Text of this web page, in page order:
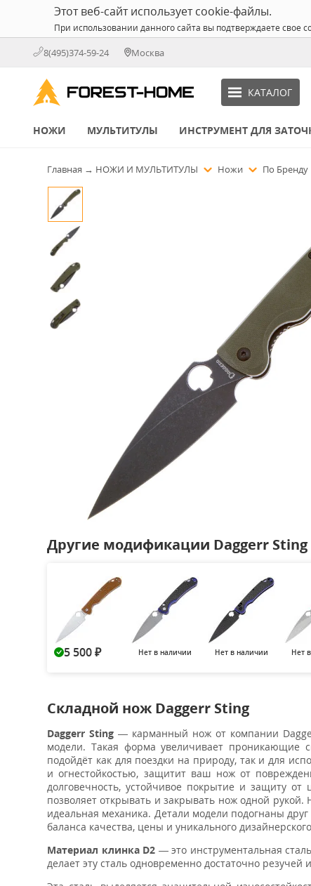
Этот веб-сайт использует cookie-файлы.
При использовании данного сайта вы подтверждаете свое
8(495)374-59-24 Москва
КАТАЛОГ
НОЖИ МУЛЬТИТУЛЫ ИНСТРУМЕНТ ДЛЯ
Главная → НОЖИ И МУЛЬТИТУЛЫ Ножи По Бренду
Другие модификации Daggerr Sting
5 500 ₽ Нет в наличии Нет в наличии Нет
Складной нож Daggerr Sting
Daggerr Sting — карманный нож от компании
модели. Такая форма увеличивает проникающие
подойдёт как для поездки на природу, так и для
и огнестойкостью, защитит ваш нож от
долговечность, устойчивое покрытие и защиту
позволяет открывать и закрывать нож одной рукой.
идеальная механика. Детали модели подогнаны
баланса качества, цены и уникального
Материал клинка D2 — это инструментальная
делает эту сталь одновременно достаточно резучей